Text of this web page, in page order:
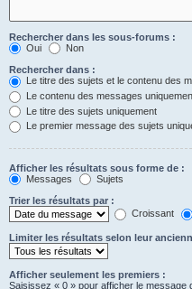
Rechercher dans les sous-forums :
Oui
Non
Rechercher dans :
Le titre des sujets et le contenu des
Le contenu des messages
Le titre des sujets uniquement
Le premier message des sujets
Afficher les résultats sous forme de :
Messages
Sujets
Trier les résultats par :
Croissant
Limiter les résultats selon leur
Afficher seulement les premiers :
Saisissez « 0 » pour afficher le message